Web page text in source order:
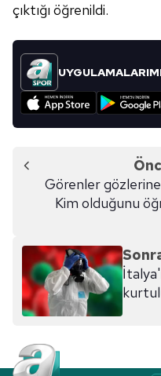
çıktığı öğrenildi.
Görenler gözlerine
Kim olduğunu